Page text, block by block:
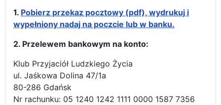
1. Pobierz przekaz pocztowy (pdf), wydrukuj i
wypełniony nadaj na poczcie lub w banku.
2. Przelewem bankowym na konto:
Klub Przyjaciół Ludzkiego Życia
ul. Jaśkowa Dolina 47/1a
80-286 Gdańsk
Nr rachunku: 05 1240 1242 1111 0000 1587 7356